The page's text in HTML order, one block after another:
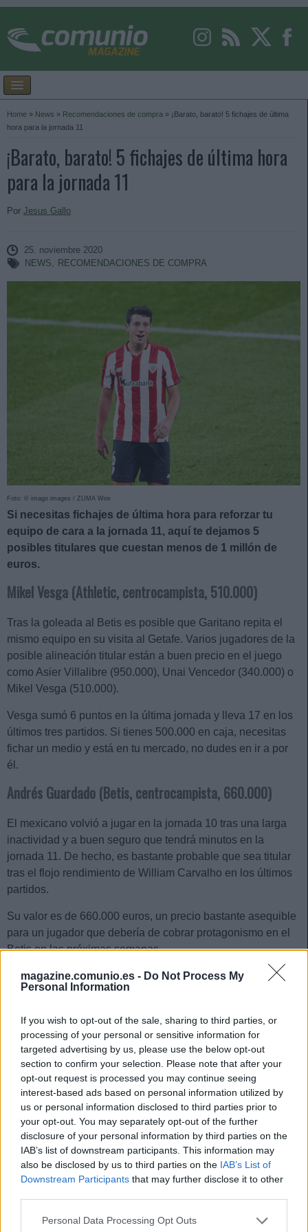
magazine.comunio.es - Do Not Process My
Personal Information
If you wish to opt-out of the sale, sharing to third parties, or
processing of your personal or sensitive information for
targeted advertising by us, please use the below opt-out
section to confirm your selection. Please note that after your
opt-out request is processed you may continue seeing
interest-based ads based on personal information utilized by
us or personal information disclosed to third parties prior to
your opt-out. You may separately opt-out of the further
disclosure of your personal information by third parties on the
IAB’s list of downstream participants. This information may
also be disclosed by us to third parties on the IAB’s List of
Downstream Participants that may further disclose it to other
Please note that this website/app uses one or more Google
Personal Data Processing Opt Outs
Home » News » Recomendaciones de compra » ¡Barato, barato! 5 fichajes de última
hora para la jornada 11
¡Barato, barato! 5 fichajes de última hora
para la jornada 11
Por Jesus Gallo
25. noviembre 2020
NEWS, RECOMENDACIONES DE COMPRA
Foto: © imago images / ZUMA Wire
Si necesitas fichajes de última hora para reforzar tu
equipo de cara a la jornada 11, aquí te dejamos 5
posibles titulares que cuestan menos de 1 millón de
euros.
Mikel Vesga (Athletic, centrocampista, 510.000)
Tras la goleada al Betis es posible que Garitano repita el
mismo equipo en su visita al Getafe. Varios jugadores de la
posible alineación titular están a buen precio en el juego
como Asier Villalibre (950.000), Unai Vencedor (340.000) o
Mikel Vesga (510.000).
Vesga sumó 6 puntos en la última jornada y lleva 17 en los
últimos tres partidos. Si tienes 500.000 en caja, necesitas
fichar un medio y está en tu mercado, no dudes en ir a por
él.
Andrés Guardado (Betis, centrocampista, 660.000)
El mexicano volvió a jugar en la jornada 10 tras una larga
inactividad y a buen seguro que tendrá minutos en la
jornada 11. De hecho, es bastante probable que sea titular
tras el flojo rendimiento de William Carvalho en los últimos
partidos.
Su valor es de 660.000 euros, un precio bastante asequible
para un jugador que debería de cobrar protagonismo en el
Betis en las próximas semanas.
¡Compra! Puntos por poco dinero para tu centro del
¿Necesitas buenos
centrocampistas para tu equipo
Comunio y que no sea
excesivamente caros? Te
dejamos cuatro que juegan
habitualmente y valen menos de 3
millones. ¡Puntos por poco dinero
para tu centro del campo!
Pedro Bigas (Eibar, defensa, 820.000)
El defensor volvió a la titularidad la pasada jornada y rindió
a buen nivel en el empate armero ante el Getafe,